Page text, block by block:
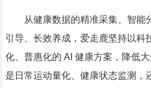
从健康数据的精准采集、智能
引导、长效养成，爱走鹿坚持以科
化、普惠化的 AI 健康方案，降低
是日常运动量化、健康状态监测，